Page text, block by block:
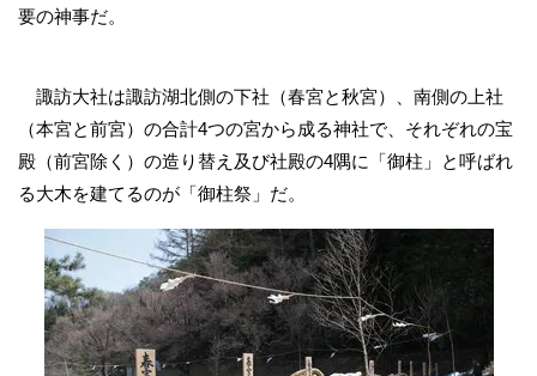
要の神事だ。
諏訪大社は諏訪湖北側の下社（春宮と秋宮）、南側の上社
（本宮と前宮）の合計4つの宮から成る神社で、それぞれの宝
殿（前宮除く）の造り替え及び社殿の4隅に「御柱」と呼ばれ
る大木を建てるのが「御柱祭」だ。